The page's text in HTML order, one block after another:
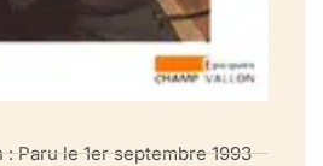
Paru le 1er septembre 1993